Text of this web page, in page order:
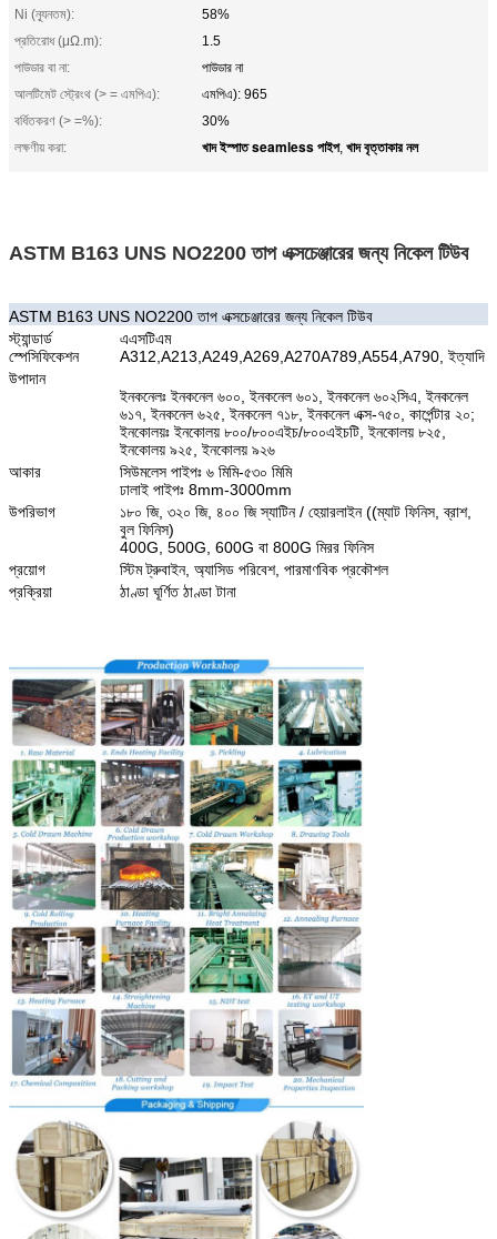
Ni (ন্যূনতম):
58%
প্রতিরোধ (μΩ.m):
1.5
পাউডার বা না:
পাউডার না
আলটিমেট স্ট্রেংথ (> = এমপিএ):
এমপিএ): 965
বর্ধিতকরণ (> =%):
30%
লক্ষণীয় করা:
খাদ ইস্পাত seamless পাইপ, খাদ বৃত্তাকার নল
ASTM B163 UNS NO2200 তাপ এক্সচেঞ্জারের জন্য নিকেল টিউব
ASTM B163 UNS NO2200 তাপ এক্সচেঞ্জারের জন্য নিকেল টিউব
স্ট্যান্ডার্ড
স্পেসিফিকেশন
এএসটিএম
A312,A213,A249,A269,A270A789,A554,A790, ইত্যাদি
উপাদান
ইনকনেলঃ ইনকনেল ৬০০, ইনকনেল ৬০১, ইনকনেল ৬০২সিএ, ইনকনেল
৬১৭, ইনকনেল ৬২৫, ইনকনেল ৭১৮, ইনকনেল এক্স-৭৫০, কার্পেন্টার ২০;
ইনকোলয়ঃ ইনকোলয় ৮০০/৮০০এইচ/৮০০এইচটি, ইনকোলয় ৮২৫,
ইনকোলয় ৯২৫, ইনকোলয় ৯২৬
আকার
সিউমলেস পাইপঃ ৬ মিমি-৫৩০ মিমি
ঢালাই পাইপঃ 8mm-3000mm
উপরিভাগ
১৮০ জি, ৩২০ জি, ৪০০ জি স্যাটিন / হেয়ারলাইন ((ম্যাট ফিনিস, ব্রাশ,
বুল ফিনিস)
400G, 500G, 600G বা 800G মিরর ফিনিস
প্রয়োগ
স্টিম ট্রুবাইন, অ্যাসিড পরিবেশ, পারমাণবিক প্রকৌশল
প্রক্রিয়া
ঠাণ্ডা ঘূর্ণিত ঠাণ্ডা টানা